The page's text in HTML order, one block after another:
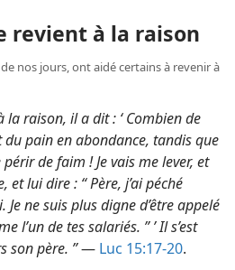
revient à la raison
nos jours, ont aidé certains à revenir à
la raison, il a dit : ‘ Combien de
pain en abondance, tandis que
de faim ! Je vais me lever, et
lui dire : “ Père, j’ai péché
ne suis plus digne d’être appelé
l’un de tes salariés. ” ’ Il s’est
son père. ”— Luc 15:17-20.